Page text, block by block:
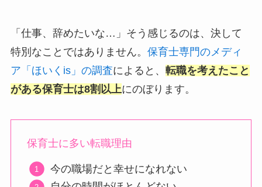
「仕事、辞めたいな…」そう感じるのは、決して
特別なことではありません。 保育士専門のメディ
ア「ほいくis」の調査によると、 転職を考えたこと
がある保育士は8割以上にのぼります。
保育士に多い転職理由
今の職場だと幸せになれない